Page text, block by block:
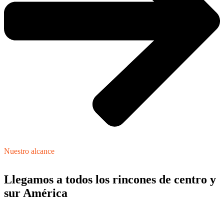
Nuestro alcance
Llegamos a todos los rincones de centro y
sur América